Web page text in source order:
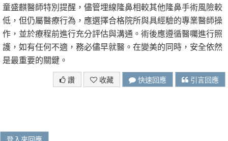
童盛麒醫師特別提醒，儘管埋線隆鼻相較其他隆鼻手術風險較
低，但仍屬醫療行為，應選擇合格院所與具經驗的專業醫師操
作，並於療程前進行充分評估與溝通。術後應遵循醫囑進行照
護，如有任何不適，務必儘早就醫。在變美的同時，安全依然
是最重要的關鍵。
讚 收藏 快速回應 引言回應
登入來回應